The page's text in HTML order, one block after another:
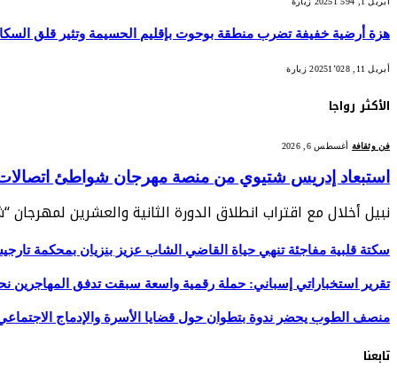
هزة أرضية خفيفة تضرب منطقة بوحوت بإقليم الحسيمة وتثير قلق
أبريل 11, 2025 1٬028 زيارة
الأكثر رواجا
فن وثقافة أغسطس 6, 2026
استبعاد إدريس شتيوي من منصة مهرجان شواطئ اتصالات
نبيل أخلال مع اقتراب انطلاق الدورة الثانية والعشرين
سكتة قلبية مفاجئة تنهي حياة القاضي الشاب عزيز بنزيان بمحكمة
تقرير استخباراتي إسباني: حملة رقمية واسعة سبقت تدفق المهاجرين
منصف الطوب يحضر ندوة بتطوان حول قضايا الأسرة والإدماج
تابعنا